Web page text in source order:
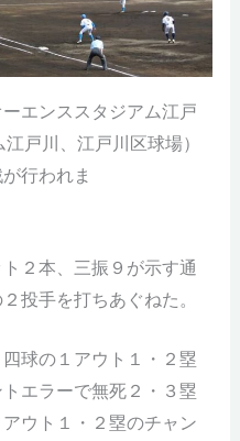
エンススタジアム江戸
戸川、江戸川区球場）
行われま
２本、三振９が示す通
投手を打ちあぐねた。
球の１アウト１・２塁
エラーで無死２・３塁
ウト１・２塁のチャン